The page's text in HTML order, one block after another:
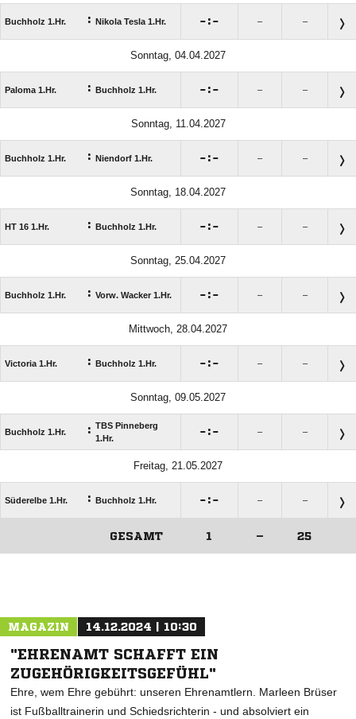
Buchholz 1.Hr. : Nikola Tesla 1.Hr. : – –
Sonntag, 04.04.2027
Paloma 1.Hr. : Buchholz 1.Hr. : – –
Sonntag, 11.04.2027
Buchholz 1.Hr. : Niendorf 1.Hr. : – –
Sonntag, 18.04.2027
HT 16 1.Hr. : Buchholz 1.Hr. : – –
Sonntag, 25.04.2027
Buchholz 1.Hr. : Vorw. Wacker 1.Hr. : – –
Mittwoch, 28.04.2027
Victoria 1.Hr. : Buchholz 1.Hr. : – –
Sonntag, 09.05.2027
Buchholz 1.Hr. : TBS Pinneberg
1.Hr.
: – –
Freitag, 21.05.2027
Süderelbe 1.Hr. : Buchholz 1.Hr. : – –
GESAMT 1 – 25
MAGAZIN 14.12.2024 | 10:30
"EHRENAMT SCHAFFT EIN
ZUGEHÖRIGKEITSGEFÜHL"
Ehre, wem Ehre gebührt: unseren Ehrenamtlern. Marleen Brüser
ist Fußballtrainerin und Schiedsrichterin - und absolviert ein